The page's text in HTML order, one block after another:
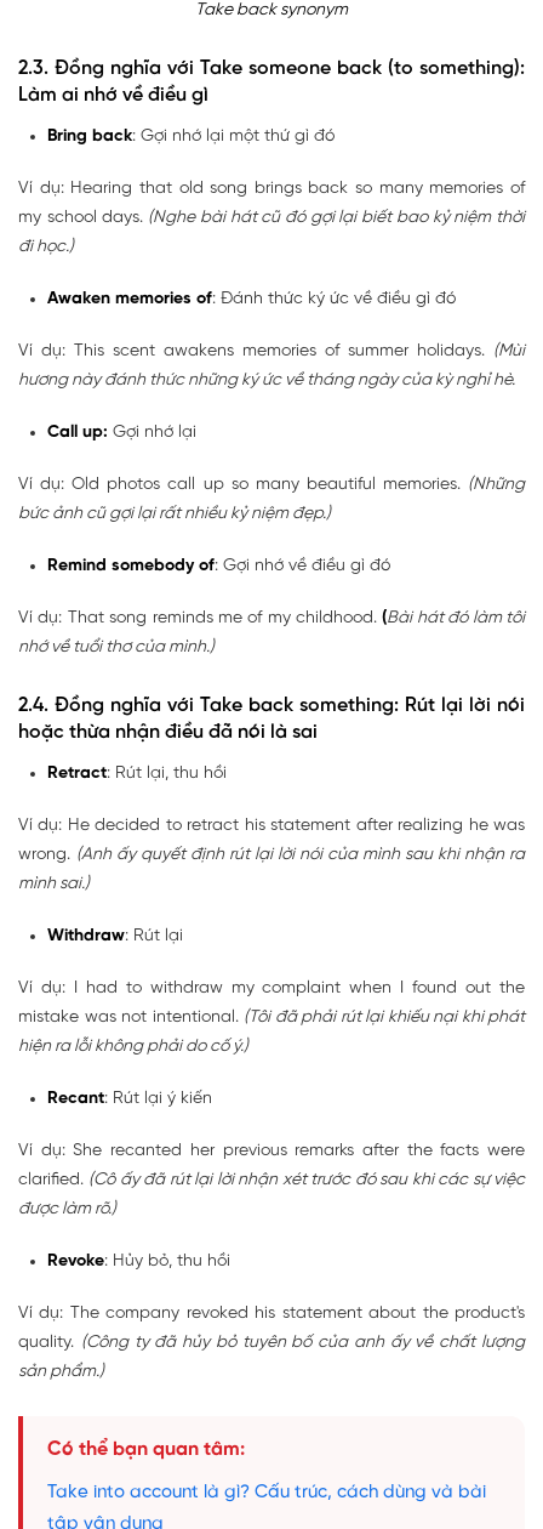
Take back synonym
2.3. Đồng nghĩa với Take someone back (to something):
Làm ai nhớ về điều gì
Bring back: Gợi nhớ lại một thứ gì đó
Ví dụ: Hearing that old song brings back so many memories of
my school days. (Nghe bài hát cũ đó gợi lại biết bao kỷ niệm thời
đi học.)
Awaken memories of: Đánh thức ký ức về điều gì đó
Ví dụ: This scent awakens memories of summer holidays. (Mùi
hương này đánh thức những ký ức về tháng ngày của kỳ nghỉ hè.
Call up: Gợi nhớ lại
Ví dụ: Old photos call up so many beautiful memories. (Những
bức ảnh cũ gợi lại rất nhiều kỷ niệm đẹp.)
Remind somebody of: Gợi nhớ về điều gì đó
Ví dụ: That song reminds me of my childhood. (Bài hát đó làm tôi
nhớ về tuổi thơ của mình.)
2.4. Đồng nghĩa với Take back something: Rút lại lời nói
hoặc thừa nhận điều đã nói là sai
Retract: Rút lại, thu hồi
Ví dụ: He decided to retract his statement after realizing he was
wrong. (Anh ấy quyết định rút lại lời nói của mình sau khi nhận ra
mình sai.)
Withdraw: Rút lại
Ví dụ: I had to withdraw my complaint when I found out the
mistake was not intentional. (Tôi đã phải rút lại khiếu nại khi phát
hiện ra lỗi không phải do cố ý.)
Recant: Rút lại ý kiến
Ví dụ: She recanted her previous remarks after the facts were
clarified. (Cô ấy đã rút lại lời nhận xét trước đó sau khi các sự việc
được làm rõ.)
Revoke: Hủy bỏ, thu hồi
Ví dụ: The company revoked his statement about the product's
quality. (Công ty đã hủy bỏ tuyên bố của anh ấy về chất lượng
sản phẩm.)
Có thể bạn quan tâm:
Take into account là gì? Cấu trúc, cách dùng và bài
tập vận dụng